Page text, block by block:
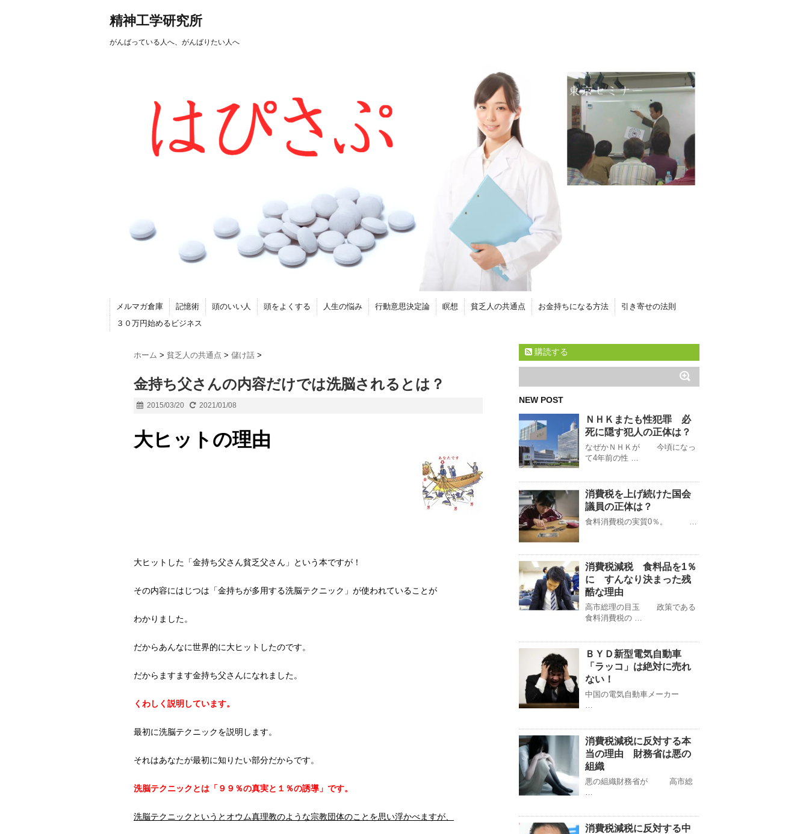
精神工学研究所
がんばっている人へ、がんばりたい人へ
メルマガ倉庫 記憶術 頭のいい人 頭をよくする 人生の悩み 行動意思決定論 瞑想 貧乏人の共通点 お金持ちになる方法
引き寄せの法則
３０万円始めるビジネス
ホーム > 貧乏人の共通点 > 儲け話 >
金持ち父さんの内容だけでは洗脳されるとは？
2015/03/20 2021/01/08
大ヒットの理由
大ヒットした「金持ち父さん貧乏父さん」という本ですが！
その内容にはじつは「金持ちが多用する洗脳テクニック」が使われていることが
わかりました。
だからあんなに世界的に大ヒットしたのです。
だからますます金持ち父さんになれました。
くわしく説明しています。
最初に洗脳テクニックを説明します。
それはあなたが最初に知りたい部分だからです。
洗脳テクニックとは「９９％の真実と１％の誘導」です。
洗脳テクニックというとオウム真理教のような宗教団体のことを思い浮かべますが、
購読する
NEW POST
ＮＨＫまたも性犯罪 必
死に隠す犯人の正体は？
なぜかＮＨＫが 今頃になっ
て4年前の性 …
消費税を上げ続けた国会
議員の正体は？
食料消費税の実質0％。 …
消費税減税 食料品を1％
に すんなり決まった残
酷な理由
高市総理の目玉 政策である
食料消費税の …
ＢＹＤ新型電気自動車
「ラッコ」は絶対に売れ
ない！
中国の電気自動車メーカー
…
消費税減税に反対する本
当の理由 財務省は悪の
組織
悪の組織財務省が 高市総
…
消費税減税に反対する中